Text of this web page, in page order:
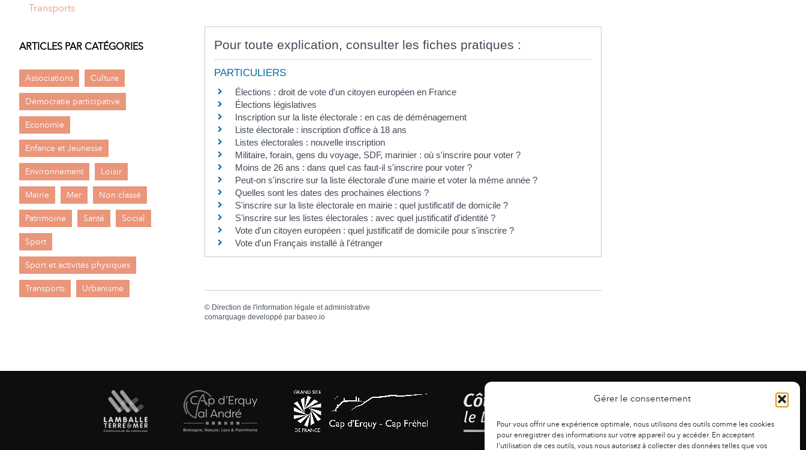
Gérer le consentement
Pour vous offrir une expérience optimale, nous utilisons des outils comme les cookies
pour enregistrer des informations sur votre appareil ou y accéder. En acceptant
l'utilisation de ces outils, vous nous autorisez à collecter des données telles que vos
Pour toute explication, consulter les fiches pratiques :
PARTICULIERS
Élections : droit de vote d'un citoyen européen en France
Élections législatives
Inscription sur la liste électorale : en cas de déménagement
Liste électorale : inscription d'office à 18 ans
Listes électorales : nouvelle inscription
Militaire, forain, gens du voyage, SDF, marinier : où s'inscrire pour voter ?
Moins de 26 ans : dans quel cas faut-il s'inscrire pour voter ?
Peut-on s'inscrire sur la liste électorale d'une mairie et voter la même année ?
Quelles sont les dates des prochaines élections ?
S'inscrire sur la liste électorale en mairie : quel justificatif de domicile ?
S'inscrire sur les listes électorales : avec quel justificatif d'identité ?
Vote d'un citoyen européen : quel justificatif de domicile pour s'inscrire ?
Vote d'un Français installé à l'étranger
© Direction de l'information légale et administrative
comarquage developpé par baseo.io
Transports
ARTICLES PAR CATÉGORIES
Associations Culture
Démocratie participative
Economie
Enfance et Jeunesse
Environnement Loisir
Mairie Mer Non classé
Patrimoine Santé Social
Sport
Sport et activités physiques
Transports Urbanisme